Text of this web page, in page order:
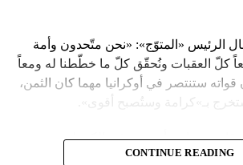
قال الرئيس «المتوّج»: «نحن متّحدون وأمة
كلّ العقبات ونُحقّق كلّ ما خطّطنا له ومعاً
ستنتصر في أوكرانيا مهما كان الثمن،
بـ»كرامة وستُصبح أقوى».
قاعة «سانت أندروز» في الكرملين، حيث
من المسؤولين الروس وأبرز الشخصيات
CONTINUE READING